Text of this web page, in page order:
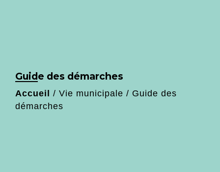
Guide des démarches
Accueil / Vie municipale / Guide des
démarches